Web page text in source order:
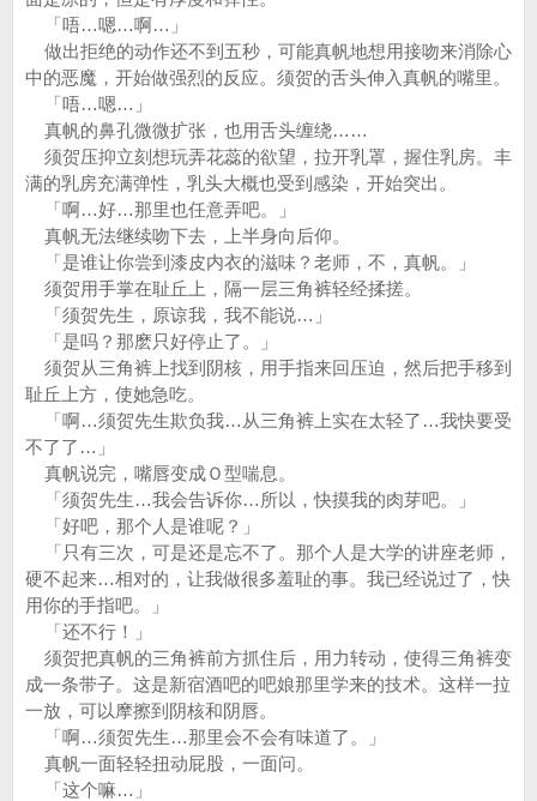
「唔…嗯…啊…」
做出拒绝的动作还不到五秒，可能真帆地想用接吻来消除心
中的恶魔，开始做强烈的反应。须贺的舌头伸入真帆的嘴里。
「唔…嗯…」
真帆的鼻孔微微扩张，也用舌头缠绕……
须贺压抑立刻想玩弄花蕊的欲望，拉开乳罩，握住乳房。丰
满的乳房充满弹性，乳头大概也受到感染，开始突出。
「啊…好…那里也任意弄吧。」
真帆无法继续吻下去，上半身向后仰。
「是谁让你尝到漆皮内衣的滋味？老师，不，真帆。」
须贺用手掌在耻丘上，隔一层三角裤轻经揉搓。
「须贺先生，原谅我，我不能说…」
「是吗？那麽只好停止了。」
须贺从三角裤上找到阴核，用手指来回压迫，然后把手移到
耻丘上方，使她急吃。
「啊…须贺先生欺负我…从三角裤上实在太轻了…我快要受
不了了…」
真帆说完，嘴唇变成Ｏ型喘息。
「须贺先生…我会告诉你…所以，快摸我的肉芽吧。」
「好吧，那个人是谁呢？」
「只有三次，可是还是忘不了。那个人是大学的讲座老师，
硬不起来…相对的，让我做很多羞耻的事。我已经说过了，快
用你的手指吧。」
「还不行！」
须贺把真帆的三角裤前方抓住后，用力转动，使得三角裤变
成一条带子。这是新宿酒吧的吧娘那里学来的技术。这样一拉
一放，可以摩擦到阴核和阴唇。
「啊…须贺先生…那里会不会有味道了。」
真帆一面轻轻扭动屁股，一面问。
「这个嘛…」